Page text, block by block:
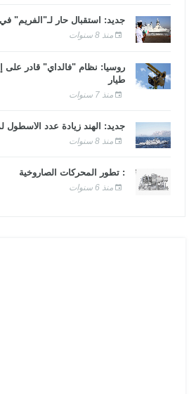
جديد: استقبال حار لـ"الفريم"
منذ 8 سنوات
روسيا: نظام "فالداي" قادر
طيار
منذ 7 سنوات
جديد: الهند زيادة عدد الأسطول
منذ 8 سنوات
: تطور المحركات الصاروخية
منذ 6 سنوات